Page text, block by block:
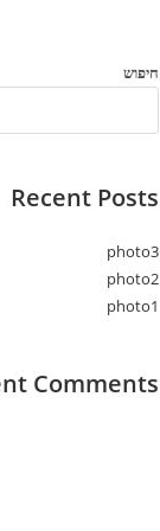
חיפוש
Recent Posts
photo3
photo2
photo1
Comments